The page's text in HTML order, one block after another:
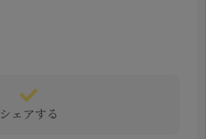
シェアする